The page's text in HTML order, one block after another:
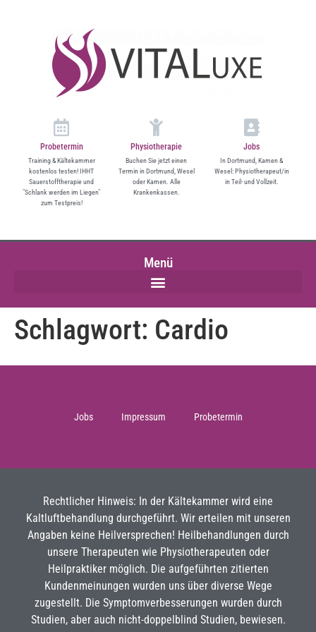
Probetermin
Training & Kältekammer
kostenlos testen! IHHT
Sauerstofftherapie und
"Schlank werden im Liegen"
zum Testpreis!
Physiotherapie
Buchen Sie jetzt einen
Termin in Dortmund, Wesel
oder Kamen. Alle
Krankenkassen.
Jobs
In Dortmund, Kamen &
Wesel: Physiotherapeut/in
in Teil- und Vollzeit.
Menü
Schlagwort: Cardio
Jobs Impressum Probetermin
Rechtlicher Hinweis: In der Kältekammer wird eine
Kaltluftbehandlung durchgeführt. Wir erteilen mit unseren
Angaben keine Heilversprechen! Heilbehandlungen durch
unsere Therapeuten wie Physiotherapeuten oder
Heilpraktiker möglich. Die aufgeführten zitierten
Kundenmeinungen wurden uns über diverse Wege
zugestellt. Die Symptomverbesserungen wurden durch
Studien, aber auch nicht-doppelblind Studien, bewiesen.